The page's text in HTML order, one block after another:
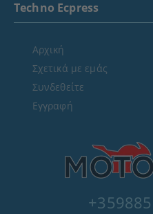
Techno Ecpress
Αρχική
Σχετικά με εμάς
Συνδεθείτε
Εγγραφή